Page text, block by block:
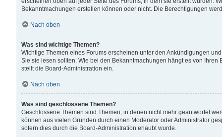
Bekanntmachungen erstellen können oder nicht. Die Berechtigungen
Nach oben
Was sind wichtige Themen?
Wichtige Themen eines Forums erscheinen unter den Ankündigungen
Sie sie lesen sollten. Wie bei den Bekanntmachungen hängt es von
stellt die Board-Administration ein.
Nach oben
Was sind geschlossene Themen?
Geschlossene Themen sind Themen, in denen nicht mehr geantwortet
können aus vielen Gründen durch einen Moderator oder Administrator
sofern dies durch die Board-Administration erlaubt wurde.